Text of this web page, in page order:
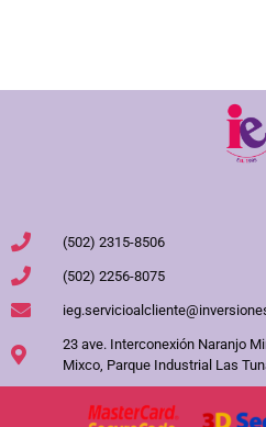
(502) 2315-8506
(502) 2256-8075
23 ave. Interconexión Naranjo
Mixco, Parque Industrial Las